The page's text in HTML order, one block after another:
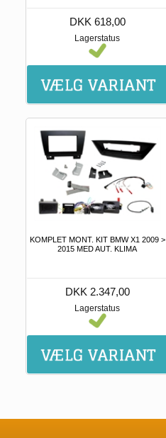
DKK 618,00
Lagerstatus
KOMPLET MONT. KIT BMW X1 2009 >
2015 MED AUT. KLIMA
DKK 2.347,00
Lagerstatus